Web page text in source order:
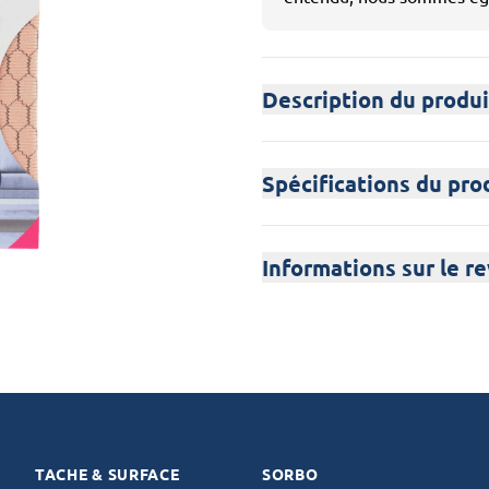
Description du
Spécifications du
Informations sur le
TACHE & SURFACE SORBO